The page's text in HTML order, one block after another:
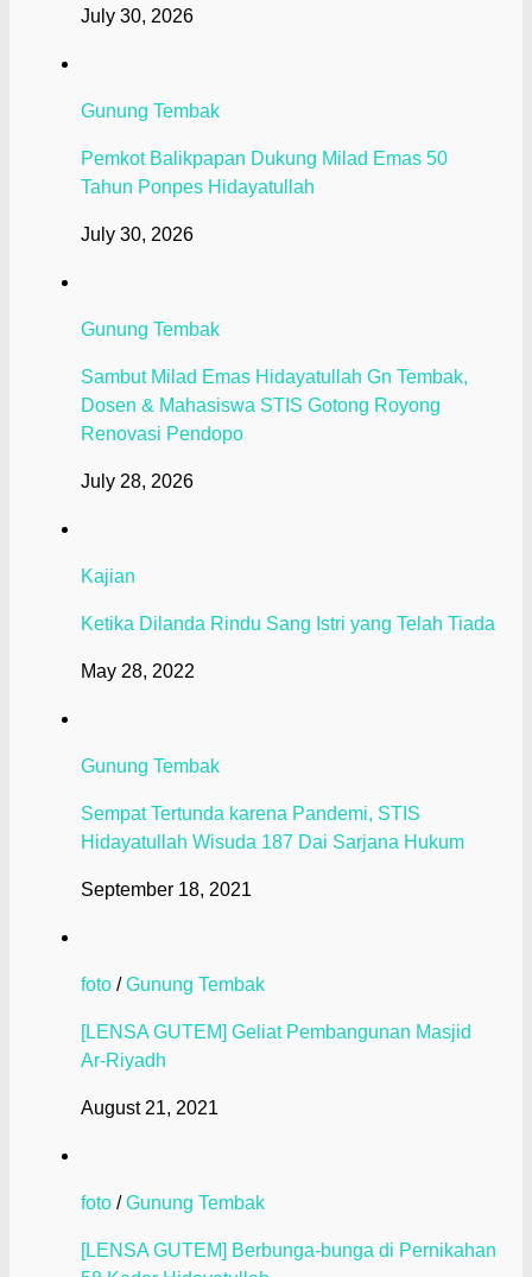
July 30, 2026
Gunung Tembak
Pemkot Balikpapan Dukung Milad Emas 50
Tahun Ponpes Hidayatullah
July 30, 2026
Gunung Tembak
Sambut Milad Emas Hidayatullah Gn Tembak,
Dosen & Mahasiswa STIS Gotong Royong
Renovasi Pendopo
July 28, 2026
Kajian
Ketika Dilanda Rindu Sang Istri yang Telah Tiada
May 28, 2022
Gunung Tembak
Sempat Tertunda karena Pandemi, STIS
Hidayatullah Wisuda 187 Dai Sarjana Hukum
September 18, 2021
foto /Gunung Tembak
[LENSA GUTEM] Geliat Pembangunan Masjid
Ar-Riyadh
August 21, 2021
foto /Gunung Tembak
[LENSA GUTEM] Berbunga-bunga di Pernikahan